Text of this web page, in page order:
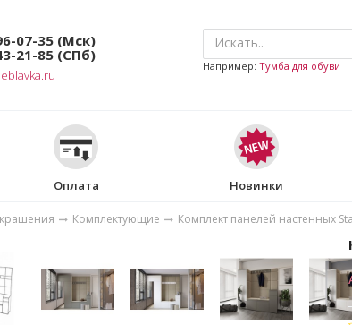
07-35 (Мск)
21-85 (СПб)
Например: Тумба для обуви
Оплата Новинки
Комплектующие Комплект панелей настенных